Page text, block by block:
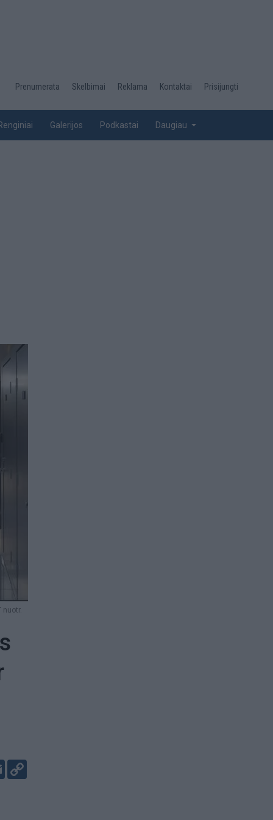
Desktop
top
Prenumerata Skelbimai Reklama Kontaktai Prisijungti
Galerijos Podkastai Daugiau
nuotr.
Email